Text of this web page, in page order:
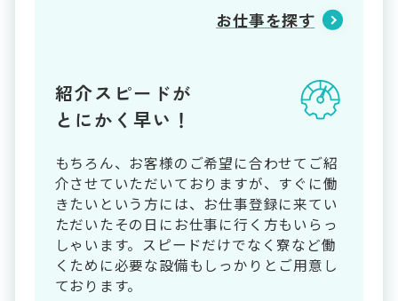
お仕事を探す
紹介スピードが
とにかく早い！
もちろん、お客様のご希望に合わせてご紹
介させていただいておりますが、すぐに働
きたいという方には、お仕事登録に来てい
ただいたその日にお仕事に行く方もいらっ
しゃいます。スピードだけでなく寮など働
くために必要な設備もしっかりとご用意し
ております。